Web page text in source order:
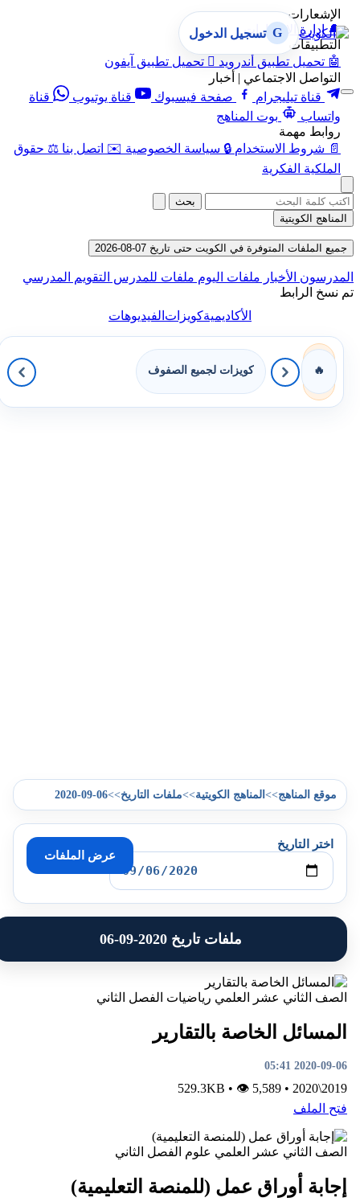
الإشعارات
🔔 إدارة الإشعارات
التطبيقات
🤖 تحميل تطبيق أندرويد 
تحميل تطبيق آيفون
التواصل الاجتماعي | أخبار
قناة تيليجرام
صفحة فيسبوك قناة يوتيوب
قناة
واتساب
بوت المناهج
روابط مهمة
📄
شروط الاستخدام 🔒 سياسة الخصوصية ✉️ اتصل بنا ⚖️ حقوق
الملكية الفكرية
G تسجيل الدخول
بحث
المناهج الكويتية
جميع الملفات المتوفرة في الكويت حتى تاريخ 07-08-2026
المدرسونالأخبار ملفات اليومملفات للمدرس التقويم المدرسي
تم نسخ الرابط
الأكاديميةكويزاتالفيديوهات
🔥 كويزات لجميع الصفوف
موقع المناهج>>المناهج الكويتية>>ملفات التاريخ>>
2020-09-06
اختر التاريخ
عرض الملفات
ملفات تاريخ 2020-09-06
الصف الثاني عشر العلمي رياضيات الفصل الثاني
المسائل الخاصة بالتقارير
2020-09-06 05:41
2019\2020
•
529.3KB
•👁 5,589
فتح الملف
الصف الثاني عشر العلمي علوم الفصل الثاني
إجابة أوراق عمل (للمنصة التعليمية)